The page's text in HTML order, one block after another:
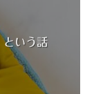
という話